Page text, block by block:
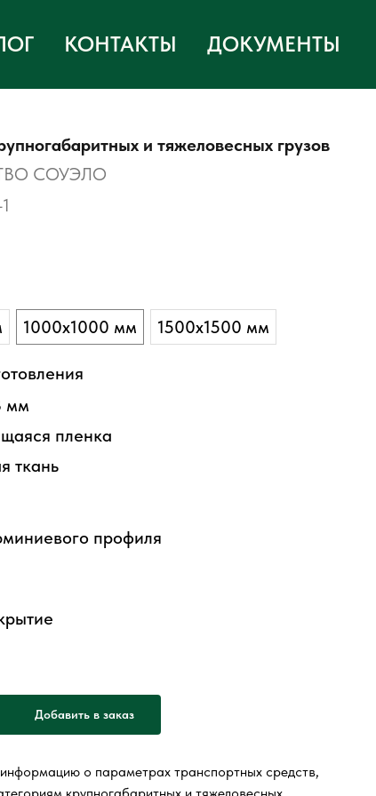
КОНТАКТЫ ДОКУМЕНТЫ
и тяжеловесных грузов
СОУЭЛО
1000х1000 мм 1500х1500 мм
мм
пленка
ткань
профиля
Добавить в заказ
о параметрах транспортных средств,